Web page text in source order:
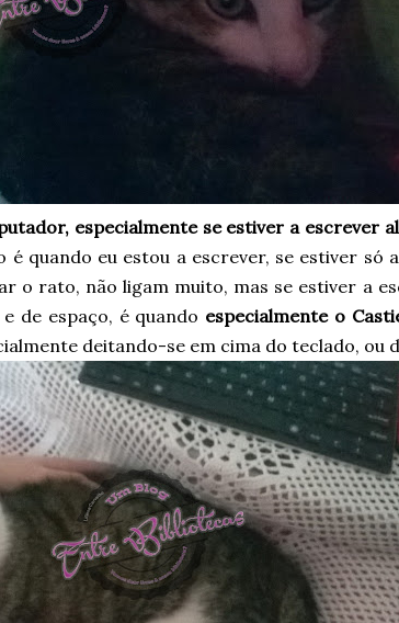
especialmente se estiver a escrever
é quando eu estou a escrever, se estiver só
o rato, não ligam muito, mas se estiver a
de espaço, é quando especialmente o
deitando-se em cima do teclado, ou